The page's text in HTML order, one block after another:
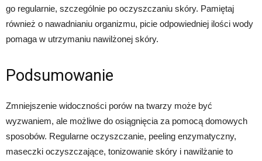
go regularnie, szczególnie po oczyszczaniu skóry. Pamiętaj
również o nawadnianiu organizmu, picie odpowiedniej ilości wody
pomaga w utrzymaniu nawilżonej skóry.
Podsumowanie
Zmniejszenie widoczności porów na twarzy może być
wyzwaniem, ale możliwe do osiągnięcia za pomocą domowych
sposobów. Regularne oczyszczanie, peeling enzymatyczny,
maseczki oczyszczające, tonizowanie skóry i nawilżanie to